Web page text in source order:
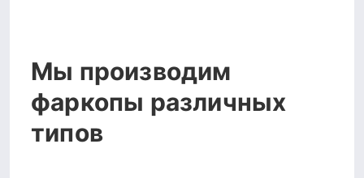
Мы производим
фаркопы различных
типов